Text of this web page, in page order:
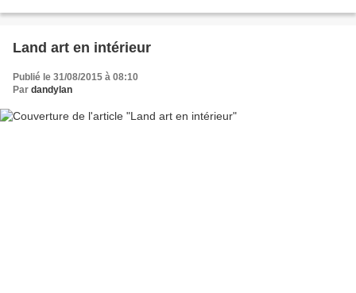
Land art en intérieur
Publié le 31/08/2015 à 08:10
Par dandylan